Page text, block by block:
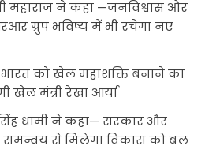
महाराज ने कहा —जनविश्वास और
ग्रुप भविष्य में भी रचेगा नए
भारत को खेल महाशक्ति बनाने का
खेल मंत्री रेखा आर्या
सिंह धामी ने कहा— सरकार और
से मिलेगा विकास को बल